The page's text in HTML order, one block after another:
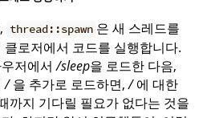
thread::spawn 은 새 스레드를
로저에서 코드를 실행합니다.
우저에서/sleep을 로드한 다음,
/을 추가로 로드하면,/에 대한
까지 기다릴 필요가 없다는 것을